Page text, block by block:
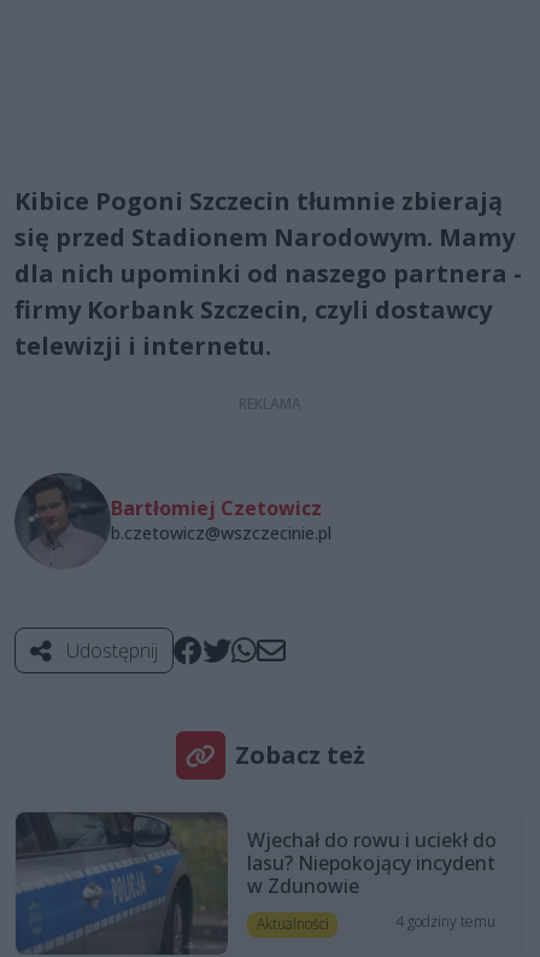
Kibice Pogoni Szczecin tłumnie zbierają
się przed Stadionem Narodowym. Mamy
dla nich upominki od naszego partnera -
firmy Korbank Szczecin, czyli dostawcy
telewizji i internetu.
Bartłomiej Czetowicz
b.czetowicz@wszczecinie.pl
Udostępnij
Zobacz też
Wjechał do rowu i uciekł do
lasu? Niepokojący incydent
w Zdunowie
Aktualności 4 godziny temu